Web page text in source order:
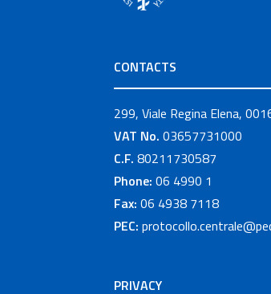
CONTACTS
299, Viale Regina Elena,
VAT No. 03657731000
C.F. 80211730587
Phone: 06 4990 1
Fax: 06 4938 7118
PEC:
PRIVACY